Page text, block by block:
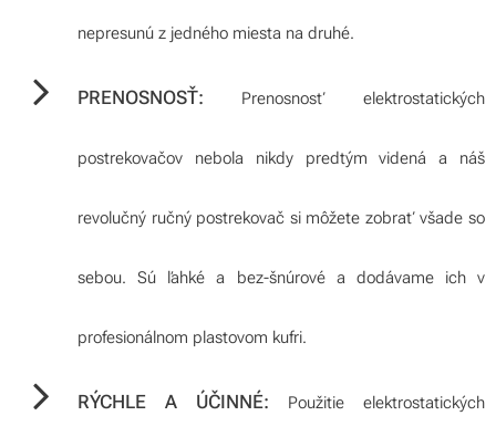
nepresunú z jedného miesta na druhé.
PRENOSNOSŤ: Prenosnosť elektrostatických
postrekovačov nebola nikdy predtým videná a náš
revolučný ručný postrekovač si môžete zobrať všade so
sebou. Sú ľahké a bez-šnúrové a dodávame ich v
profesionálnom plastovom kufri.
RÝCHLE A ÚČINNÉ: Použitie elektrostatických